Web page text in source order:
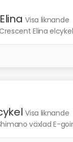
Visa liknande
Elina
Visa liknande
växlad E-